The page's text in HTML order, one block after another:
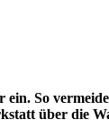
So
über die